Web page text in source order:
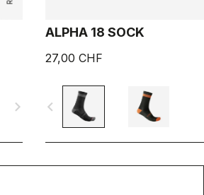
navigate_next
ALPHA 18 SOCK
27,00 CHF
navigate_before